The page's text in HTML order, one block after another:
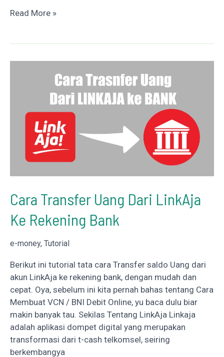
Membuat
aplikasi
Read More »
Cara Transfer Uang Dari LinkAja
Ke Rekening Bank
e-money, Tutorial
Berikut ini tutorial tata cara Transfer saldo Uang dari
akun LinkAja ke rekening bank, dengan mudah dan
cepat. Oya, sebelum ini kita pernah bahas tentang Cara
Membuat VCN / BNI Debit Online, yu baca dulu biar
makin banyak tau. Sekilas Tentang LinkAja Linkaja
adalah aplikasi dompet digital yang merupakan
transformasi dari t-cash telkomsel, seiring
berkembangya